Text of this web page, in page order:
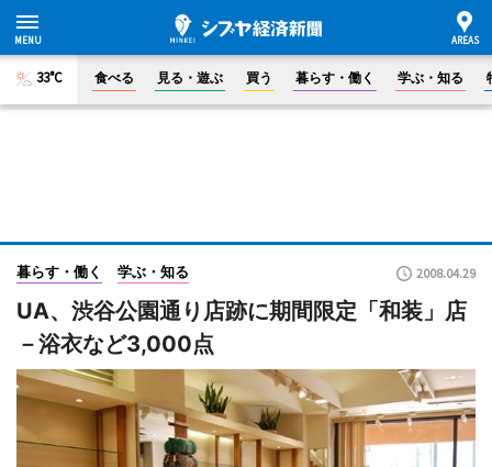
33°C 食べる 見る・遊ぶ 買う 暮らす・働く 学ぶ・知る
暮らす・働く 学ぶ・知る 2008.04.29
UA、渋谷公園通り店跡に期間限定「和装」店
－浴衣など3,000点